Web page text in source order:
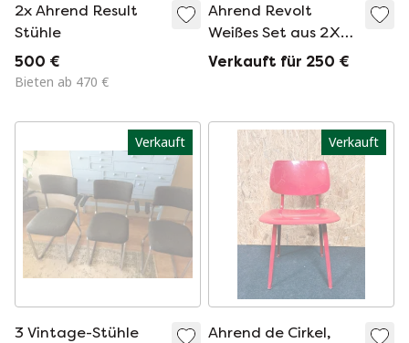
2x Ahrend Result
Stühle
500 €
Bieten ab 470 €
Ahrend Revolt
Weißes Set aus 2X
Stühlen
Verkauft für 250 €
Verkauft
3 Vintage-Stühle
Verkauft
Ahrend de Cirkel,